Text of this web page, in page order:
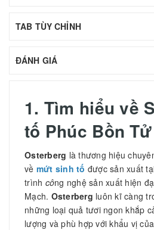
TAB TÙY CHỈNH
ĐÁNH GIÁ
1. Tìm hiểu về
tố Phúc Bồn
Osterberg là thương hiệu
về mứt sinh tố được sản xuất
trình công nghệ sản xuất hiện
Mạch. Osterberg luôn kĩ càng
những loại quả tươi ngon khắp
lượng và phù hợp với khẩu vị